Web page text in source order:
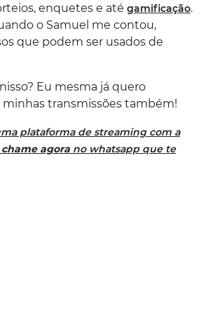
enquetes e até gamificação.
o Samuel me contou,
que podem ser usados de
Eu mesma já quero
transmissões também!
plataforma de streaming com a
chame agora no whatsapp que te